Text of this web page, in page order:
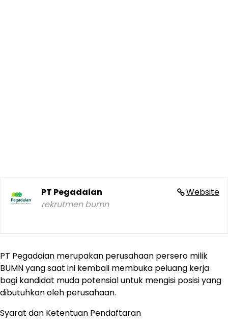
Website
PT Pegadaian
rekrutmen bumn
PT Pegadaian merupakan perusahaan persero milik
BUMN yang saat ini kembali membuka peluang kerja
bagi kandidat muda potensial untuk mengisi posisi yang
dibutuhkan oleh perusahaan.
Syarat dan Ketentuan Pendaftaran